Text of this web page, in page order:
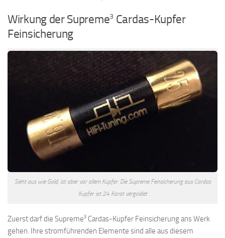
Wirkung der Supreme3 Cardas-Kupfer
Feinsicherung
Sieht aus wie Gold, ist aber vor allem Kupfer: Die Supreme Feinsicherung aus Cardas
Kupfer ist 24 Karat vergoldet
Zuerst darf die Supreme3 Cardas-Kupfer Feinsicherung ans Werk
gehen. Ihre stromführenden Elemente sind alle aus diesem